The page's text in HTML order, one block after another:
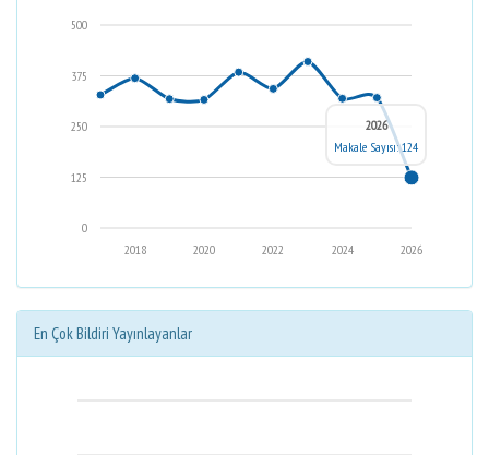
0
125
250
375
500
2026
2024
2022
2020
2018
2026
Makale Sayısı: 124
En Çok Bildiri Yayınlayanlar